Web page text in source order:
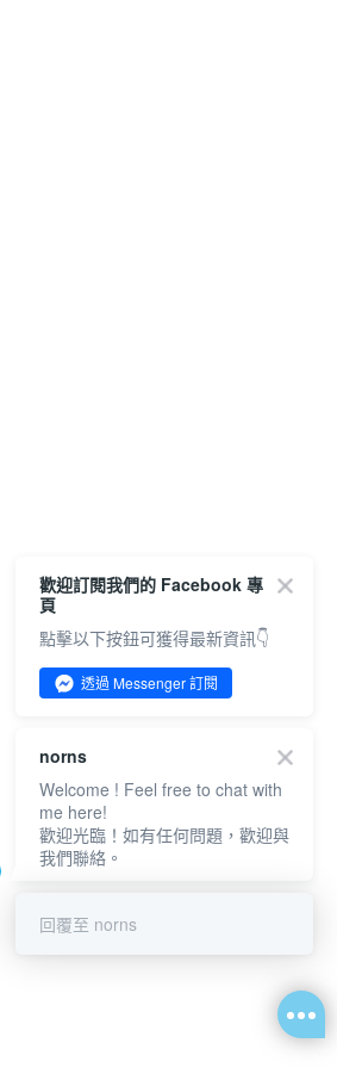
歡迎訂閱我們的 Facebook 專
頁
點擊以下按鈕可獲得最新資訊👇
透過 Messenger 訂閱
norns
Welcome ! Feel free to chat with
me here!
歡迎光臨！如有任何問題，歡迎與
我們聯絡。
回覆至 norns